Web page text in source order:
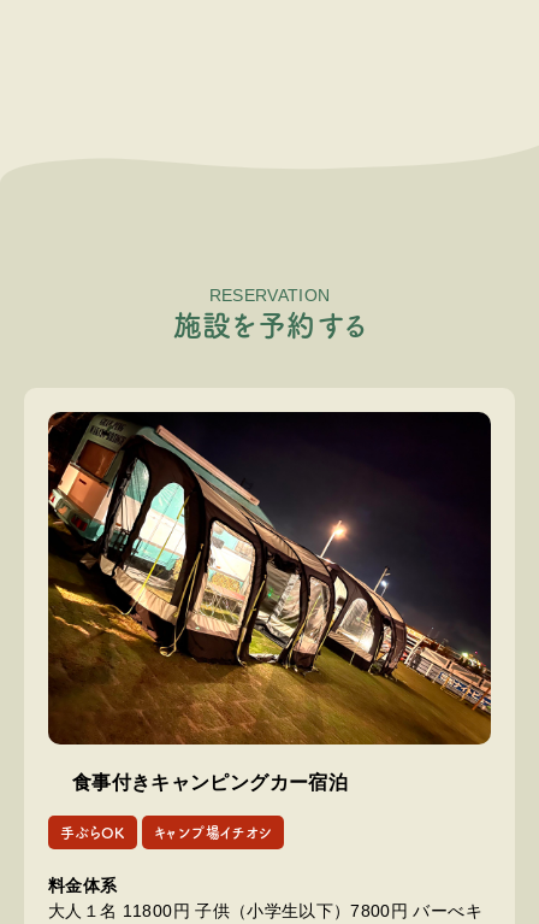
RESERVATION
施設を 予約 する
食事付きキャンピングカー宿泊
手ぶらOK キャンプ場イチオシ
料金体系
大人１名 11800円 子供（小学生以下）7800円 バーべキ